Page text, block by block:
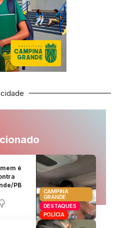
CAMPINA
GRANDE
DESTAQUES
POLÍCIA
é
PB